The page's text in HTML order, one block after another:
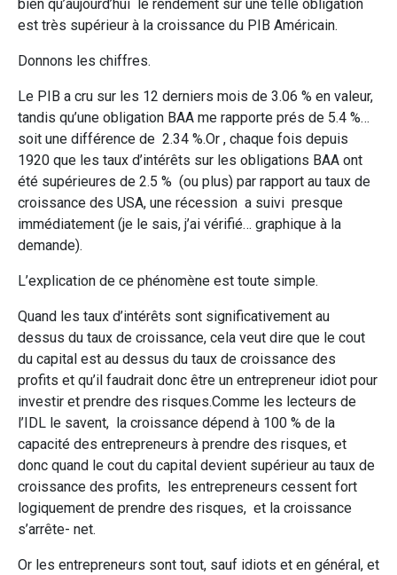
bien qu’aujourd’hui le rendement sur une telle obligation
est très supérieur à la croissance du PIB Américain.
Donnons les chiffres.
Le PIB a cru sur les 12 derniers mois de 3.06 % en valeur,
tandis qu’une obligation BAA me rapporte prés de 5.4 %…
soit une différence de 2.34 %.Or , chaque fois depuis
1920 que les taux d’intérêts sur les obligations BAA ont
été supérieures de 2.5 % (ou plus) par rapport au taux de
croissance des USA, une récession a suivi presque
immédiatement (je le sais, j’ai vérifié… graphique à la
demande).
L’explication de ce phénomène est toute simple.
Quand les taux d’intérêts sont significativement au
dessus du taux de croissance, cela veut dire que le cout
du capital est au dessus du taux de croissance des
profits et qu’il faudrait donc être un entrepreneur idiot pour
investir et prendre des risques.Comme les lecteurs de
l’IDL le savent, la croissance dépend à 100 % de la
capacité des entrepreneurs à prendre des risques, et
donc quand le cout du capital devient supérieur au taux de
croissance des profits, les entrepreneurs cessent fort
logiquement de prendre des risques, et la croissance
s’arrête- net.
Or les entrepreneurs sont tout, sauf idiots et en général, et